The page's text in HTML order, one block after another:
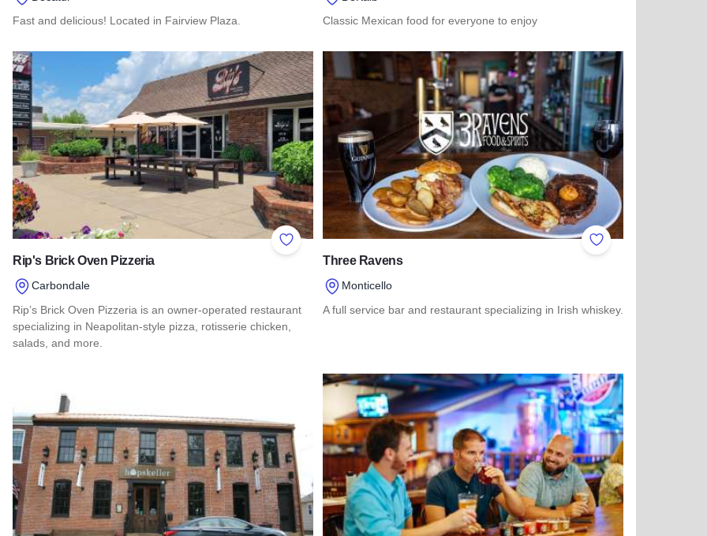
Fast and delicious! Located in Fairview Plaza.
Read more about First Wok
Classic Mexican food for everyone to enjoy
Read more about Rosita's Mexican Restaurant
Add to Favorites
Rip's Brick Oven Pizzeria
Carbondale
Rip’s Brick Oven Pizzeria is an owner-operated restaurant
specializing in Neapolitan-style pizza, rotisserie chicken,
salads, and more.
Add to Favorites
Three Ravens
Monticello
A full service bar and restaurant specializing in Irish whiskey.